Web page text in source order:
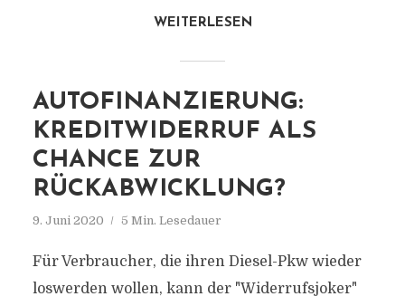
WEITERLESEN
AUTOFINANZIERUNG:
KREDITWIDERRUF ALS
CHANCE ZUR
RÜCKABWICKLUNG?
9. Juni 2020 5 Min. Lesedauer
Für Verbraucher, die ihren Diesel-Pkw wieder
loswerden wollen, kann der "Widerrufsjoker"